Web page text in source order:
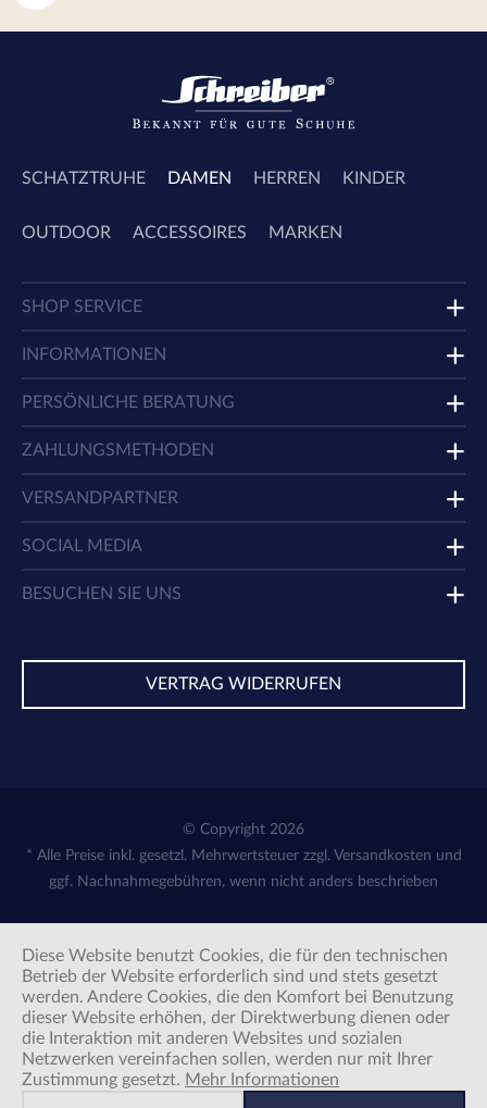
SCHATZTRUHE DAMEN HERREN KINDER
OUTDOOR ACCESSOIRES MARKEN
SHOP SERVICE
INFORMATIONEN
PERSÖNLICHE BERATUNG
ZAHLUNGSMETHODEN
VERSANDPARTNER
SOCIAL MEDIA
BESUCHEN SIE UNS
VERTRAG WIDERRUFEN
© Copyright 2026
* Alle Preise inkl. gesetzl. Mehrwertsteuer zzgl. Versandkosten und
ggf. Nachnahmegebühren, wenn nicht anders beschrieben
Diese Website benutzt Cookies, die für den technischen
Betrieb der Website erforderlich sind und stets gesetzt
werden. Andere Cookies, die den Komfort bei Benutzung
dieser Website erhöhen, der Direktwerbung dienen oder
die Interaktion mit anderen Websites und sozialen
Netzwerken vereinfachen sollen, werden nur mit Ihrer
Zustimmung gesetzt. Mehr Informationen